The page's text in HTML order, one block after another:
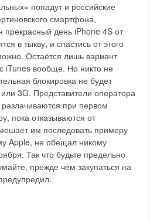
попадут и российские
смартфона,
день iPhone 4S от
в тыкву, и спастись от этого
Остаётся лишь вариант
iTunes вообще. Но никто не
блокировка не будет
3G. Представители оператора
при первом
пока отказываются от
им последовать примеру
Apple, не обещал никому
Так что будьте предельно
прежде чем закупаться на